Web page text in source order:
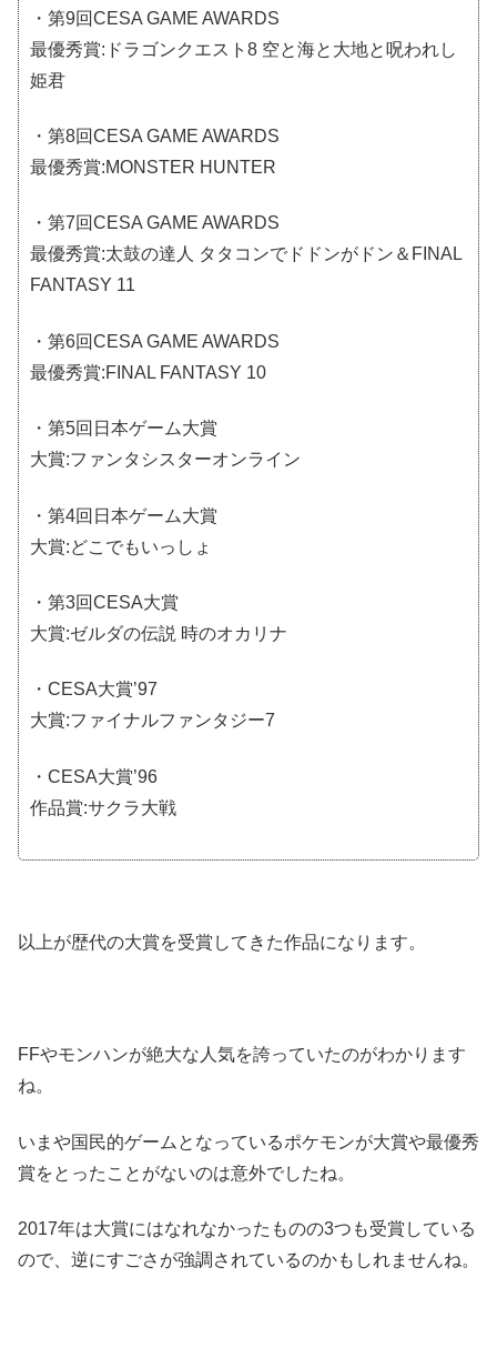
・第9回CESA GAME AWARDS
最優秀賞:ドラゴンクエスト8 空と海と大地と呪われし
姫君
・第8回CESA GAME AWARDS
最優秀賞:MONSTER HUNTER
・第7回CESA GAME AWARDS
最優秀賞:太鼓の達人 タタコンでドドンがドン＆FINAL
FANTASY 11
・第6回CESA GAME AWARDS
最優秀賞:FINAL FANTASY 10
・第5回日本ゲーム大賞
大賞:ファンタシスターオンライン
・第4回日本ゲーム大賞
大賞:どこでもいっしょ
・第3回CESA大賞
大賞:ゼルダの伝説 時のオカリナ
・CESA大賞’97
大賞:ファイナルファンタジー7
・CESA大賞’96
作品賞:サクラ大戦
以上が歴代の大賞を受賞してきた作品になります。
FFやモンハンが絶大な人気を誇っていたのがわかります
ね。
いまや国民的ゲームとなっているポケモンが大賞や最優秀
賞をとったことがないのは意外でしたね。
2017年は大賞にはなれなかったものの3つも受賞している
ので、逆にすごさが強調されているのかもしれませんね。